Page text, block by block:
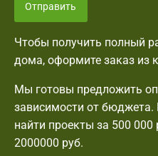
Отправить
Чтобы получить полный
дома, оформите заказ из
Мы готовы предложить
зависимости от
найти проекты за 500 000
2000000 руб.